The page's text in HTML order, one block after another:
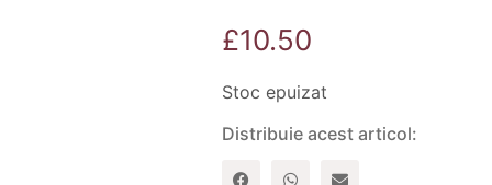
£10.50
Stoc epuizat
Distribuie acest articol: